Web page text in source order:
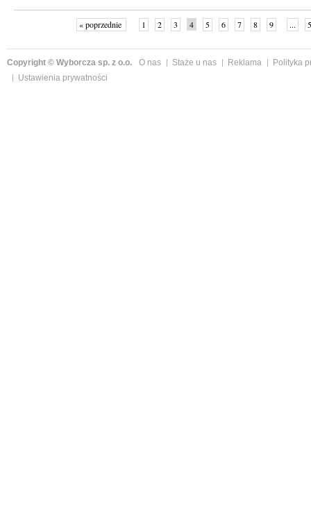
« poprzednie 1 2 3 4 5 6 7 8 9 ...
Copyright © Wyborcza sp. z o.o. O nas Staże u nas Reklama
Polityka
Ustawienia prywatności